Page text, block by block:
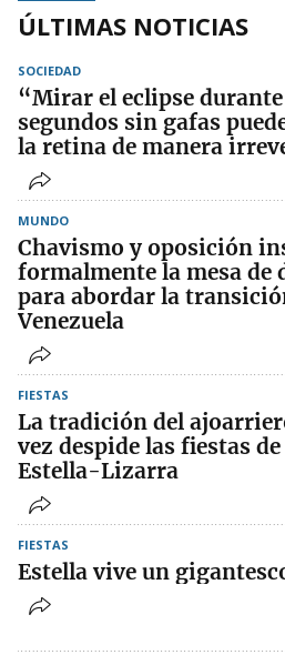
ÚLTIMAS NOTICIAS
SOCIEDAD
“Mirar el eclipse
segundos sin gafas
la retina de manera
MUNDO
Chavismo y oposición
formalmente la mesa de
para abordar la
Venezuela
FIESTAS
La tradición del
vez despide las fiestas de
Estella-Lizarra
FIESTAS
Estella vive un